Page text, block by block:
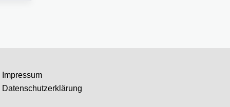
Impressum
Datenschutzerklärung